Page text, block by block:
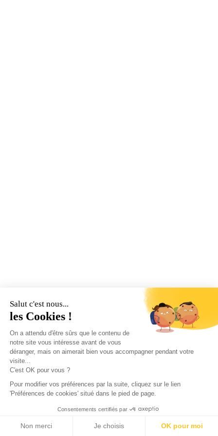
Salut c'est nous...
les Cookies !
On a attendu d'être sûrs que le contenu de
notre site vous intéresse avant de vous
déranger, mais on aimerait bien vous accompagner pendant votre
visite...
C'est OK pour vous ?
Pour modifier vos préférences par la suite, cliquez sur le lien
'Préférences de cookies' situé dans le pied de page.
Consentements certifiés par
Non merci Je choisis OK pour moi